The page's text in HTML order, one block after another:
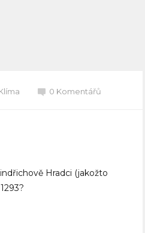
0 Komentářů
Hradci (jakožto